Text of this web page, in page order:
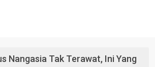
Nangasia Tak Terawat, Ini Yang